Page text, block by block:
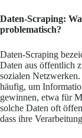
Daten-Scraping:
problematisch?
Daten-Scraping
Daten aus öffentlich
sozialen
häufig, um
gewinnen, etwa für
solche Daten oft
dass ihre